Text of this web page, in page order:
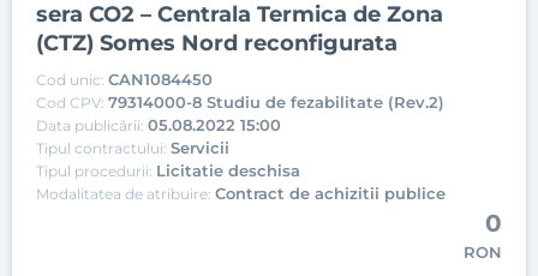
sera CO2 – Centrala Termica de Zona
(CTZ) Somes Nord reconfigurata
Cod unic: CAN1084450
Cod CPV: 79314000-8 Studiu de fezabilitate (Rev.2)
Data publicării: 05.08.2022 15:00
Tipul contractului: Servicii
Tipul procedurii: Licitatie deschisa
Modalitatea de atribuire: Contract de achizitii publice
0
RON